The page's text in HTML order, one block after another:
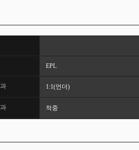
EPL
1:1(언더)
적중